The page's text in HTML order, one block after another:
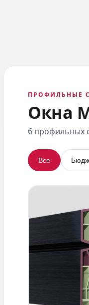
ПРОФИЛЬНЫЕ
Окна
6 профильных
Все